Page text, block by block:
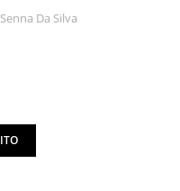
Da Silva